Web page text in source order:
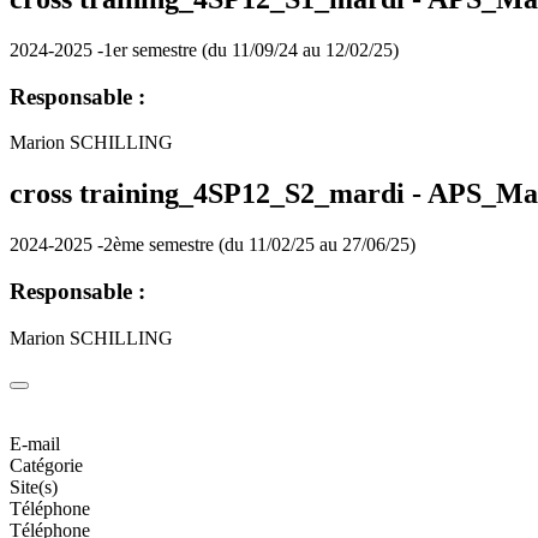
2024-2025 -1er semestre (du 11/09/24 au 12/02/25)
Responsable :
Marion SCHILLING
cross training_4SP12_S2_mardi -
2024-2025 -2ème semestre (du 11/02/25 au 27/06/25)
Responsable :
Marion SCHILLING
E-mail
Catégorie
Site(s)
Téléphone
Téléphone